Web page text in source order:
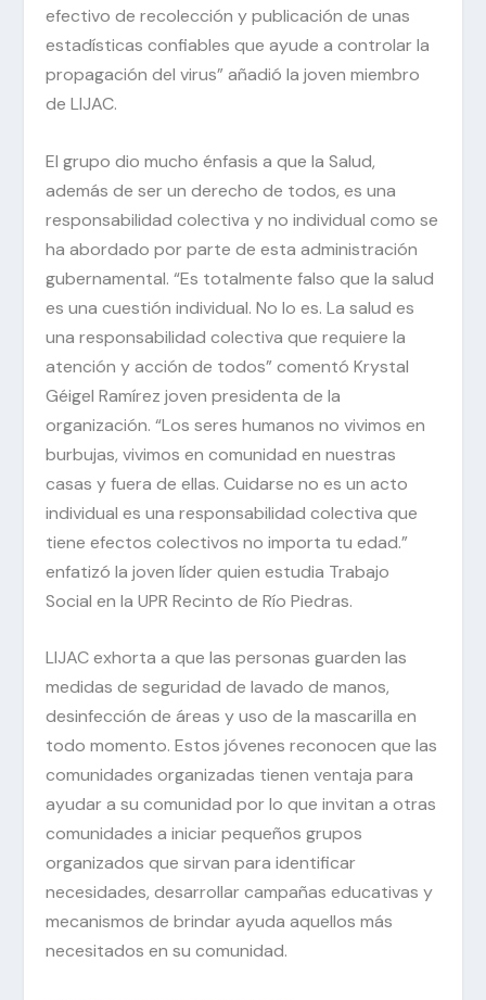
efectivo de recolección y publicación de unas
estadísticas confiables que ayude a controlar la
propagación del virus” añadió la joven miembro
de LIJAC.
El grupo dio mucho énfasis a que la Salud,
además de ser un derecho de todos, es una
responsabilidad colectiva y no individual como se
ha abordado por parte de esta administración
gubernamental. “Es totalmente falso que la salud
es una cuestión individual. No lo es. La salud es
una responsabilidad colectiva que requiere la
atención y acción de todos” comentó Krystal
Géigel Ramírez joven presidenta de la
organización. “Los seres humanos no vivimos en
burbujas, vivimos en comunidad en nuestras
casas y fuera de ellas. Cuidarse no es un acto
individual es una responsabilidad colectiva que
tiene efectos colectivos no importa tu edad.”
enfatizó la joven líder quien estudia Trabajo
Social en la UPR Recinto de Río Piedras.
LIJAC exhorta a que las personas guarden las
medidas de seguridad de lavado de manos,
desinfección de áreas y uso de la mascarilla en
todo momento. Estos jóvenes reconocen que las
comunidades organizadas tienen ventaja para
ayudar a su comunidad por lo que invitan a otras
comunidades a iniciar pequeños grupos
organizados que sirvan para identificar
necesidades, desarrollar campañas educativas y
mecanismos de brindar ayuda aquellos más
necesitados en su comunidad.